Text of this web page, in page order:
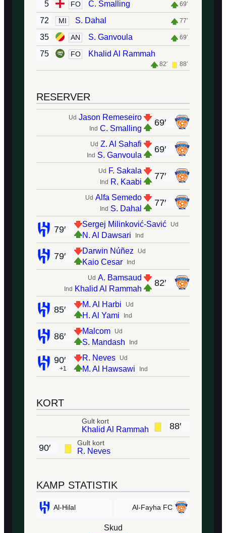
5 FO C. Smalling 69′
72 MI S. Dahal 77′
35 AN S. Ganvoula 69′
75 FO Khalid Al Rammah
82′ 88′
RESERVER
69′
Ud Jason Remeseiro
Ind C. Smalling
69′
Ud Z. Al Sahafi
Ind S. Ganvoula
77′
Ud F. Sakala
Ind R. Kaabi
77′
Ud Alfa Semedo
Ind S. Dahal
Ud
Sergej Milinković-Savić
Ind
N. Al Dawsari
79′
Ud
Darwin Núñez
Ind
Kaio Cesar
79′
82′
Ud A. Bamsaud
Ind Khalid Al Rammah
Ud
M. Al Harbi
Ind
H. Al Yami
85′
Ud
Malcom
Ind
S. Mandash
86′
Ud
R. Neves
Ind
M. Al Hawsawi
90′
+1
KORT
88′
Gult kort
Khalid Al Rammah
Gult kort
R. Neves
90′
KAMP STATISTIK
Al-Hilal Al-Fayha FC
Skud